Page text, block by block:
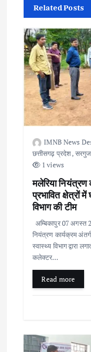
g
a
Related Posts
IMNB News
छत्तीसगढ़ प्रदेश,
1 views
मलेरिया
प्रभावित क्षेत्रों
विभाग की टीम
अम्बिकापुर 07 अगस्त
नियंत्रण कार्यक्रम
स्वास्थ्य विभाग द्वारा
कलेक्टर…
Read more